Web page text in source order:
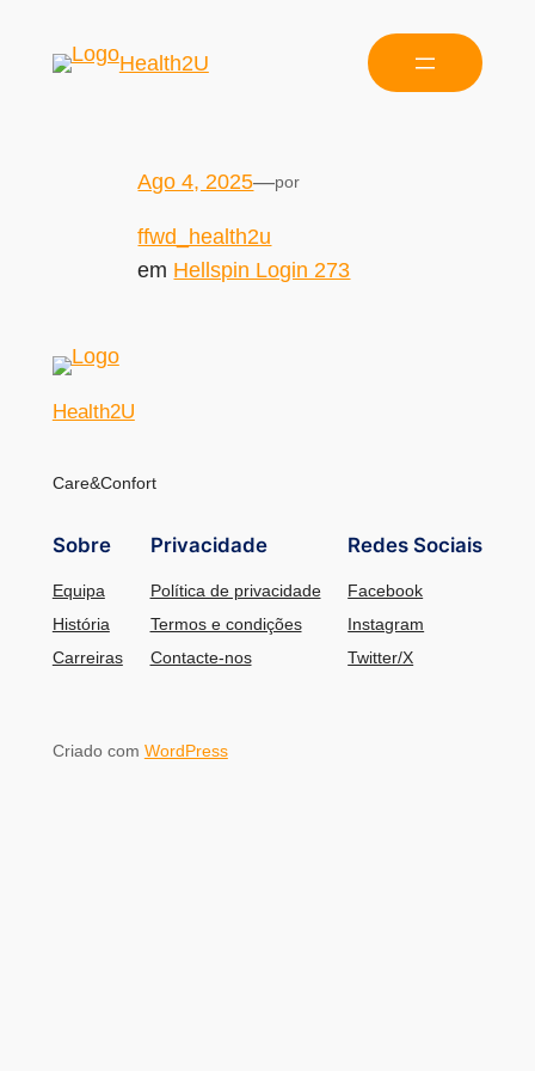
Health2U
Ago 4, 2025—por
ffwd_health2u
em Hellspin Login 273
Health2U
Care&Confort
Sobre
Equipa
História
Carreiras
Privacidade
Política de privacidade
Termos e condições
Contacte-nos
Redes Sociais
Facebook
Instagram
Twitter/X
Criado com WordPress